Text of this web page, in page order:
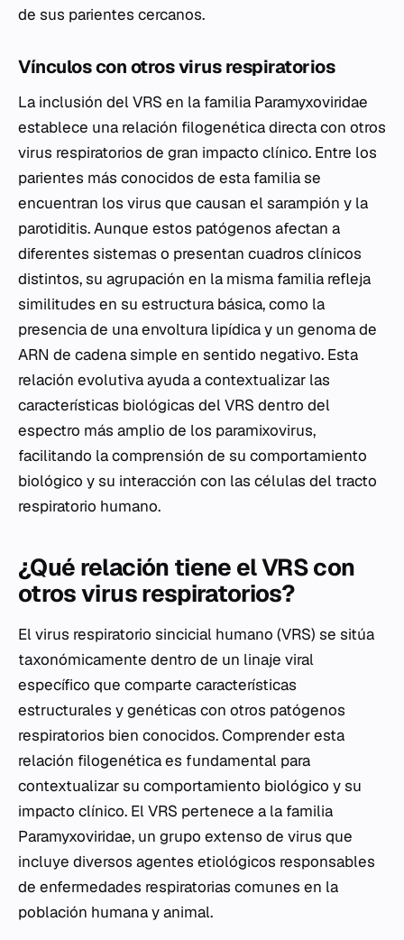
de sus parientes cercanos.
Vínculos con otros virus respiratorios
La inclusión del VRS en la familia Paramyxoviridae
establece una relación filogenética directa con otros
virus respiratorios de gran impacto clínico. Entre los
parientes más conocidos de esta familia se
encuentran los virus que causan el sarampión y la
parotiditis. Aunque estos patógenos afectan a
diferentes sistemas o presentan cuadros clínicos
distintos, su agrupación en la misma familia refleja
similitudes en su estructura básica, como la
presencia de una envoltura lipídica y un genoma de
ARN de cadena simple en sentido negativo. Esta
relación evolutiva ayuda a contextualizar las
características biológicas del VRS dentro del
espectro más amplio de los paramixovirus,
facilitando la comprensión de su comportamiento
biológico y su interacción con las células del tracto
respiratorio humano.
¿Qué relación tiene el VRS con
otros virus respiratorios?
El virus respiratorio sincicial humano (VRS) se sitúa
taxonómicamente dentro de un linaje viral
específico que comparte características
estructurales y genéticas con otros patógenos
respiratorios bien conocidos. Comprender esta
relación filogenética es fundamental para
contextualizar su comportamiento biológico y su
impacto clínico. El VRS pertenece a la familia
Paramyxoviridae, un grupo extenso de virus que
incluye diversos agentes etiológicos responsables
de enfermedades respiratorias comunes en la
población humana y animal.